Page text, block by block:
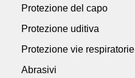
Protezione del capo
Protezione uditiva
Protezione vie respiratorie
Abrasivi